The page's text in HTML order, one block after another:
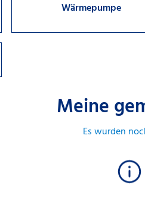
Wärmepumpe
Meine
Es wurden